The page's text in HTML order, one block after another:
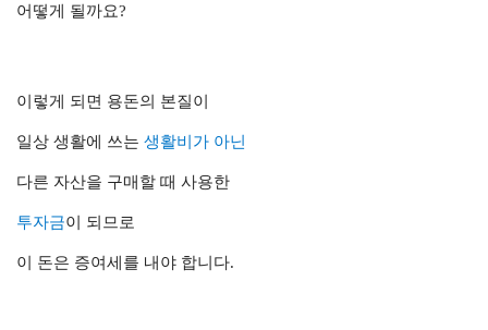
어떻게 될까요?
이렇게 되면 용돈의 본질이
일상 생활에 쓰는 생활비가 아닌
다른 자산을 구매할 때 사용한
투자금이 되므로
이 돈은 증여세를 내야 합니다.